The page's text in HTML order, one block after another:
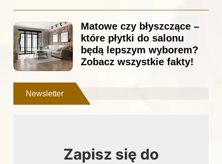
Matowe czy błyszczące –
które płytki do salonu
będą lepszym wyborem?
Zobacz wszystkie fakty!
Newsletter
Zapisz się do